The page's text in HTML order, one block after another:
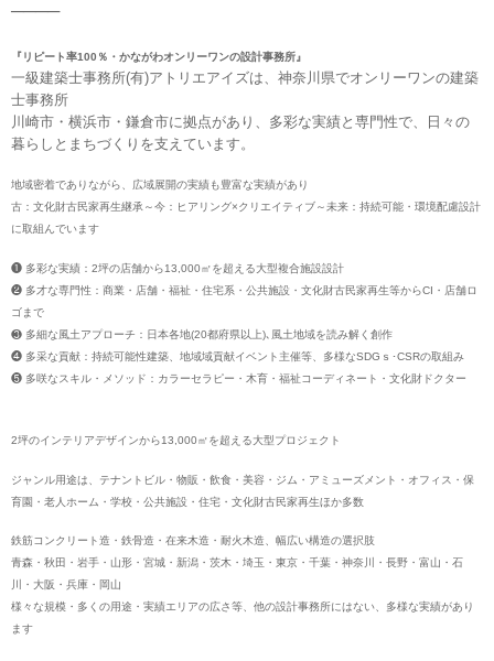
────
『リピート率100％・かながわオンリーワンの設計事務所』
一級建築士事務所(有)アトリエアイズは、神奈川県でオンリーワンの建築
士事務所
川崎市・横浜市・鎌倉市に拠点があり、多彩な実績と専門性で、日々の
暮らしとまちづくりを支えています。
地域密着でありながら、広域展開の実績も豊富な実績があり
古：文化財古民家再生継承～今：ヒアリング×クリエイティブ～未来：持続可能・環境配慮設計
に取組んでいます
❶ 多彩な実績：2坪の店舗から13,000㎡を超える大型複合施設設計
❷ 多才な専門性：商業・店舗・福祉・住宅系・公共施設・文化財古民家再生等からCI・店舗ロ
ゴまで
❸ 多細な風土アプローチ：日本各地(20都府県以上)､風土地域を読み解く創作
❹ 多采な貢献：持続可能性建築、地域域貢献イベント主催等、多様なSDGｓ･CSRの取組み
❺ 多咲なスキル・メソッド：カラーセラピー・木育・福祉コーディネート・文化財ドクター
2坪のインテリアデザインから13,000㎡を超える大型プロジェクト
ジャンル用途は、テナントビル・物販・飲食・美容・ジム・アミューズメント・オフィス・保
育園・老人ホーム・学校・公共施設・住宅・文化財古民家再生ほか多数
鉄筋コンクリート造・鉄骨造・在来木造・耐火木造、幅広い構造の選択肢
青森・秋田・岩手・山形・宮城・新潟・茨木・埼玉・東京・千葉・神奈川・長野・富山・石
川・大阪・兵庫・岡山
様々な規模・多くの用途・実績エリアの広さ等、他の設計事務所にはない、多様な実績があり
ます